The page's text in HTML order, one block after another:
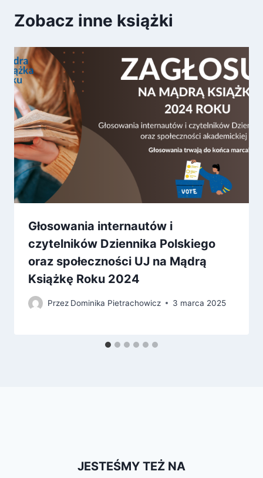
Zobacz inne książki
Głosowania internautów i
czytelników Dziennika Polskiego
oraz społeczności UJ na Mądrą
Książkę Roku 2024
Przez Dominika Pietrachowicz 3 marca 2025
JESTEŚMY TEŻ NA